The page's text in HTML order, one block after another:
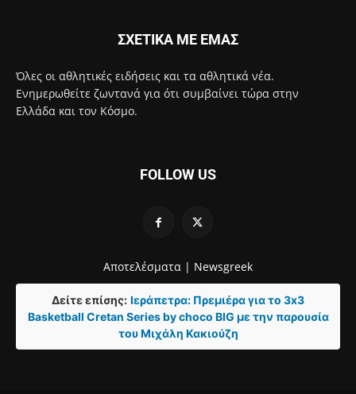
ΣΧΕΤΙΚΑ ΜΕ ΕΜΑΣ
Όλες οι αθλητικές ειδήσεις και τα αθλητικά νέα.
Ενημερωθείτε ζωντανά για ότι συμβαίνει τώρα στην
Ελλάδα και τον Κόσμο.
FOLLOW US
Αποτελέσματα | Newsgreek
Δείτε επίσης: Ιεράπετρα: Πρεμιέρα για το 3x3
Basketball Cretan Series by choco BIG με την παρουσία
του Μιχάλη Κακιούζη